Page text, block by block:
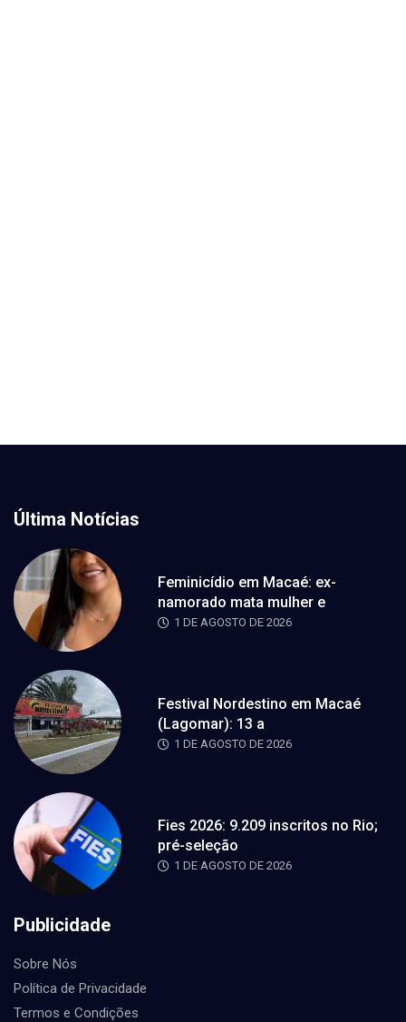
Última Notícias
Feminicídio em Macaé: ex-
namorado mata mulher e
1 DE AGOSTO DE 2026
Festival Nordestino em Macaé
(Lagomar): 13 a
1 DE AGOSTO DE 2026
Fies 2026: 9.209 inscritos no Rio;
pré-seleção
1 DE AGOSTO DE 2026
Publicidade
Sobre Nós
Política de Privacidade
Termos e Condições